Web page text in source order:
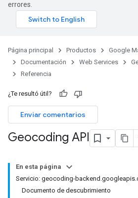
errores.
Página principal Productos
Google
Documentación
Web Services
Referencia
¿Te resultó útil?
Enviar comentarios
Geocoding API
En esta página
Servicio: geocoding-
Documento de descubrimiento